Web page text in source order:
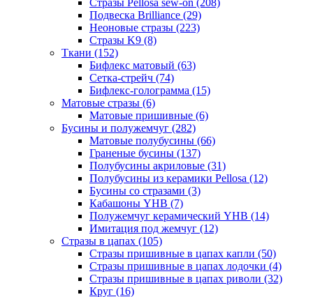
Стразы Pellosa sew-on (208)
Подвеска Brilliance (29)
Неоновые стразы (223)
Стразы K9 (8)
Ткани (152)
Бифлекс матовый (63)
Сетка-стрейч (74)
Бифлекс-голограмма (15)
Матовые стразы (6)
Матовые пришивные (6)
Бусины и полужемчуг (282)
Матовые полубусины (66)
Граненые бусины (137)
Полубусины акриловые (31)
Полубусины из керамики Pellosa (12)
Бусины со стразами (3)
Кабашоны YHB (7)
Полужемчуг керамический YHB (14)
Имитация под жемчуг (12)
Стразы в цапах (105)
Стразы пришивные в цапах капли (50)
Стразы пришивные в цапах лодочки (4)
Стразы пришивные в цапах риволи (32)
Круг (16)